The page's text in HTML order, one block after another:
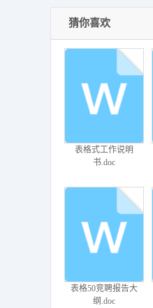
ChatGPT研究框架.pdf
【实例】经理绩效考
核手册-范例-17页.doc
猜你喜欢
表格式工作说明
书.doc
表格50竞聘报告大
纲.doc